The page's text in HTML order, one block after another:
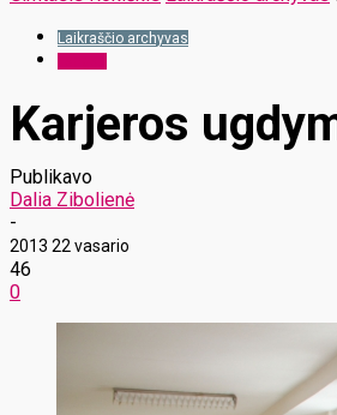
Laikraščio archyvas
Karjeros
Publikavo
Dalia Zibolienė
-
2013 22 vasario
46
0